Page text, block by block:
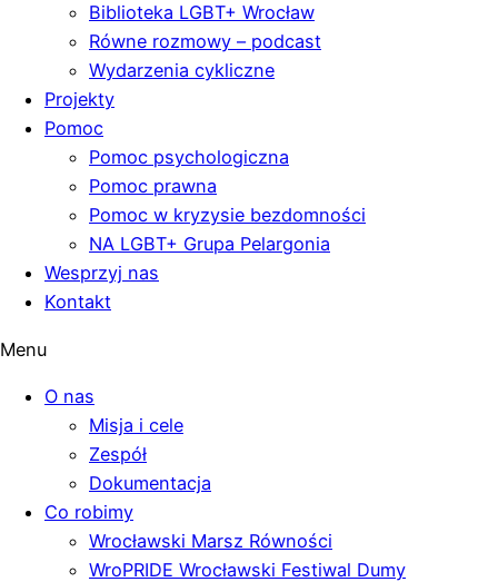
Biblioteka LGBT+ Wrocław
Równe rozmowy – podcast
Wydarzenia cykliczne
Projekty
Pomoc
Pomoc psychologiczna
Pomoc prawna
Pomoc w kryzysie bezdomności
NA LGBT+ Grupa Pelargonia
Wesprzyj nas
Kontakt
Menu
O nas
Misja i cele
Zespół
Dokumentacja
Co robimy
Wrocławski Marsz Równości
WroPRIDE Wrocławski Festiwal Dumy